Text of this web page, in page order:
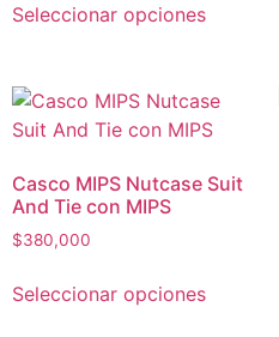
Seleccionar opciones
Casco MIPS Nutcase Suit
And Tie con MIPS
$380,000
Seleccionar opciones